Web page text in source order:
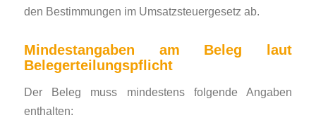
den Bestimmungen im Umsatzsteuergesetz ab.
Mindestangaben am Beleg laut
Belegerteilungspflicht
Der Beleg muss mindestens folgende Angaben
enthalten: